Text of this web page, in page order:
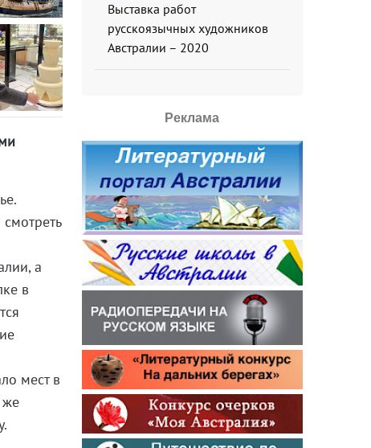
а
в
мест в
же
Выставка работ
русскоязычных художников
Австралии – 2020
Реклама